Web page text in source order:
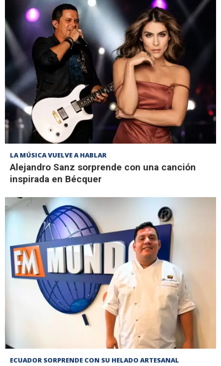
LA MÚSICA VUELVE A HABLAR
Alejandro Sanz sorprende con una canción
inspirada en Bécquer
ECUADOR SORPRENDE CON SU HELADO ARTESANAL